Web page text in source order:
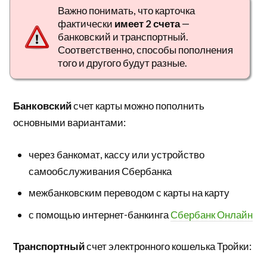
Важно понимать, что карточка
фактически имеет 2 счета—
банковский и транспортный.
Соответственно, способы пополнения
того и другого будут разные.
Банковскийсчет карты можно пополнить
основными вариантами:
через банкомат, кассу или устройство
самообслуживания Сбербанка
межбанковским переводом с карты на карту
с помощью интернет-банкингаСбербанк Онлайн
Транспортныйсчет электронного кошелька Тройки: